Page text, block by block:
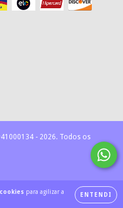
para agilizar a
ENTENDI
- 2026. Todos os